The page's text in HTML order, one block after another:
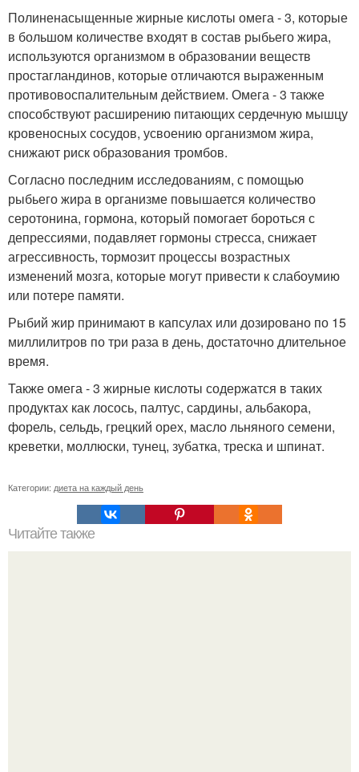
Полиненасыщенные жирные кислоты омега - 3, которые
в большом количестве входят в состав рыбьего жира,
используются организмом в образовании веществ
простагландинов, которые отличаются выраженным
противовоспалительным действием. Омега - 3 также
способствуют расширению питающих сердечную мышцу
кровеносных сосудов, усвоению организмом жира,
снижают риск образования тромбов.
Согласно последним исследованиям, с помощью
рыбьего жира в организме повышается количество
серотонина, гормона, который помогает бороться с
депрессиями, подавляет гормоны стресса, снижает
агрессивность, тормозит процессы возрастных
изменений мозга, которые могут привести к слабоумию
или потере памяти.
Рыбий жир принимают в капсулах или дозировано по 15
миллилитров по три раза в день, достаточно длительное
время.
Также омега - 3 жирные кислоты содержатся в таких
продуктах как лосось, палтус, сардины, альбакора,
форель, сельдь, грецкий орех, масло льняного семени,
креветки, моллюски, тунец, зубатка, треска и шпинат.
Категории: диета на каждый день
Читайте также